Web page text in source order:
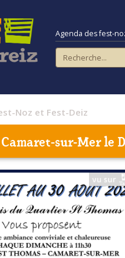
Agenda des fest-
Noz et Fest-Deiz
Camaret-sur-Merle